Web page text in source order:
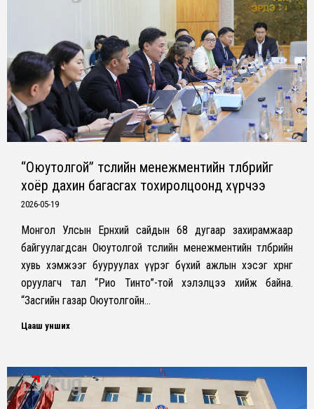
“Оюутолгой” төслийн менежментийн төлбөрийг
хоёр дахин багасгах тохиролцоонд хүрчээ
2026-05-19
Монгол Улсын Ерөнхий сайдын 68 дугаар захирамжаар
байгуулагдсан Оюутолгой төслийн менежментийн төлбөрийн
хувь хэмжээг бууруулах үүрэг бүхий ажлын хэсэг хөрөнгө
оруулагч тал “Рио Тинто”-той хэлэлцээ хийж байна.
“Засгийн газар Оюутолгойн…
Цааш унших